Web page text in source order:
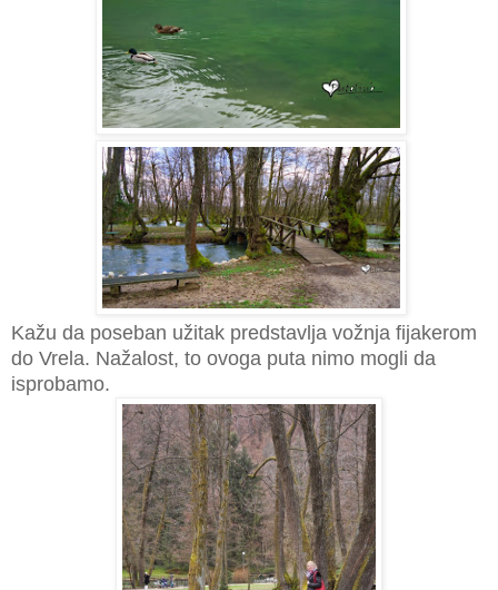
Kažu da poseban užitak predstavlja vožnja fijakerom
do Vrela. Nažalost, to ovoga puta nimo mogli da
isprobamo.